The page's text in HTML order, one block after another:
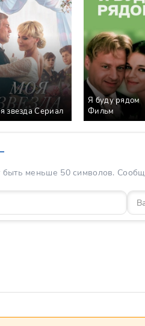
звезда Сериал
Я буду рядом
Фильм
меньше 50 символов.